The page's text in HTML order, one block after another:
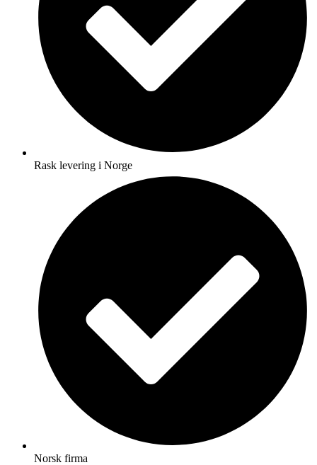
Rask levering i Norge
Norsk firma